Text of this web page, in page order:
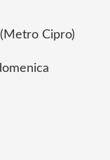
Cipro)